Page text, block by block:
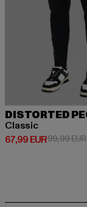
DISTORTED
Classic
67,99 EUR
Derzeitiger Preis:
99,99 EUR